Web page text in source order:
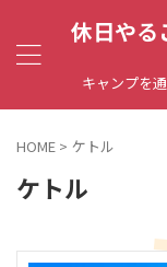
休日や
キャンプを
HOME > ケトル
ケトル